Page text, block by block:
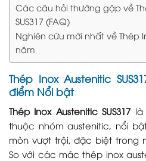
Các câu hỏi thường gặp về
SUS317 (FAQ)
Nghiên cứu mới nhất về Thép
năm
Thép Inox Austenitic
điểm Nổi bật
Thép Inox Austenitic SUS317
thuộc nhóm austenitic, nổi
mòn vượt trội, đặc biệt trong
So với các mác thép inox